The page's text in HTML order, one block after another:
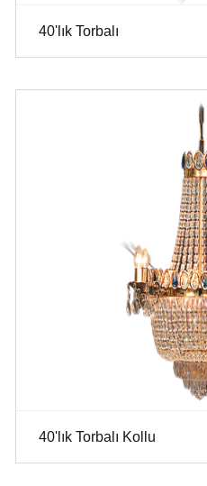
40'lık Torbalı
40'lık Torbalı Kollu